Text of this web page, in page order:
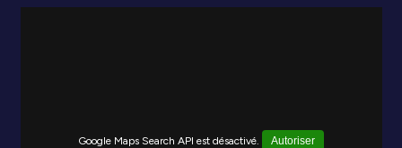
Google Maps Search API est désactivé. Autoriser